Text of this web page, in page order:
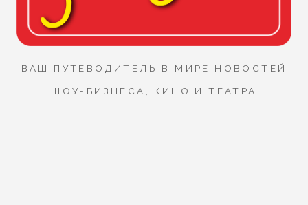
ВАШ ПУТЕВОДИТЕЛЬ В МИРЕ НОВОСТЕЙ
ШОУ-БИЗНЕСА, КИНО И ТЕАТРА